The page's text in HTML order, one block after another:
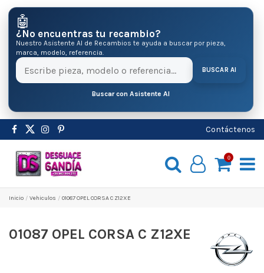
🤖
¿No encuentras tu recambio?
Nuestro Asistente AI de Recambios te ayuda a buscar por pieza,
marca, modelo, referencia.
BUSCAR AI
Buscar con Asistente AI
Contáctenos
0
Inicio Vehiculos 01087 OPEL CORSA C Z12XE
01087 OPEL CORSA C Z12XE